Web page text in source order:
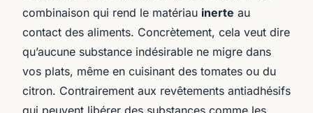
combinaison qui rend le matériau inerte au
contact des aliments. Concrètement, cela veut dire
qu’aucune substance indésirable ne migre dans
vos plats, même en cuisinant des tomates ou du
citron. Contrairement aux revêtements antiadhésifs